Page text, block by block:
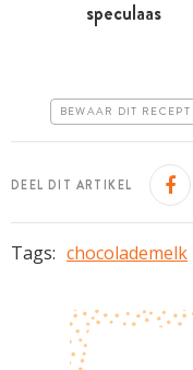
Minder dan 30 minuten
Erg makkelijk
speculaas
BEWAAR DIT RECEPT
DEEL DIT ARTIKEL
Tags: chocolademelk